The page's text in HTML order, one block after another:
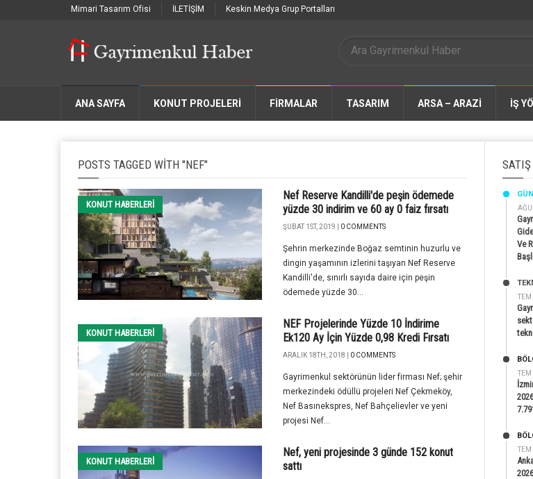
Mimari Tasarım Ofisi İLETİŞİM Keskin Medya Grup Portalları
ANA SAYFA KONUT PROJELERİ FIRMALAR TASARIM ARSA – ARAZİ İŞ
POSTS TAGGED WITH "NEF"
KONUT HABERLERI
Nef Reserve Kandilli'de peşin ödemede
yüzde 30 indirim ve 60 ay 0 faiz fırsatı
ŞUBAT 1ST, 2019 | 0 COMMENTS
Şehrin merkezinde Boğaz semtinin huzurlu ve
dingin yaşamının izlerini taşıyan Nef Reserve
Kandilli'de, sınırlı sayıda daire için peşin
ödemede yüzde 30...
KONUT HABERLERI
NEF Projelerinde Yüzde 10 İndirime
Ek120 Ay İçin Yüzde 0,98 Kredi Fırsatı
ARALIK 18TH, 2018 | 0 COMMENTS
Gayrimenkul sektörünün lider firması Nef; şehir
merkezindeki ödüllü projeleri Nef Çekmeköy,
Nef Basınekspres, Nef Bahçelievler ve yeni
projesi Nef...
KONUT HABERLERI
Nef, yeni projesinde 3 günde 152 konut
sattı
SATIŞ
AĞU
Ve
TEM
TEM
TEM